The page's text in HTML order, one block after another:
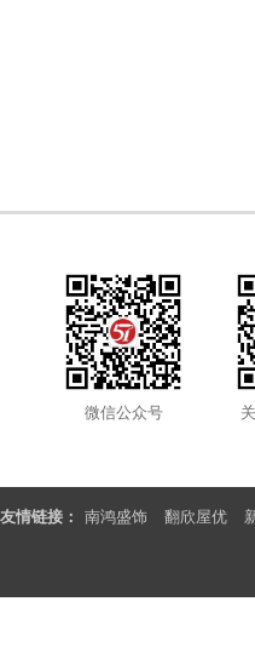
微信公众号
友情链接： 南鸿盛饰 翻欣屋优